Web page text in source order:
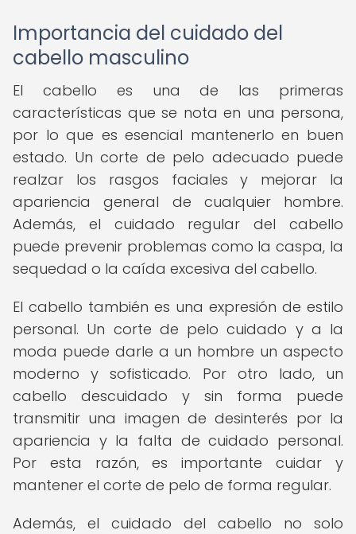
Importancia del cuidado del
cabello masculino
El cabello es una de las primeras
características que se nota en una persona,
por lo que es esencial mantenerlo en buen
estado. Un corte de pelo adecuado puede
realzar los rasgos faciales y mejorar la
apariencia general de cualquier hombre.
Además, el cuidado regular del cabello
puede prevenir problemas como la caspa, la
sequedad o la caída excesiva del cabello.
El cabello también es una expresión de estilo
personal. Un corte de pelo cuidado y a la
moda puede darle a un hombre un aspecto
moderno y sofisticado. Por otro lado, un
cabello descuidado y sin forma puede
transmitir una imagen de desinterés por la
apariencia y la falta de cuidado personal.
Por esta razón, es importante cuidar y
mantener el corte de pelo de forma regular.
Además, el cuidado del cabello no solo